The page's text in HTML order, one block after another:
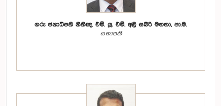
ගරු ජනාධිපති නීතිඥ එම්. යූ. එම්. අලි සබ්රි මහතා, පා.ම.
සභාපති